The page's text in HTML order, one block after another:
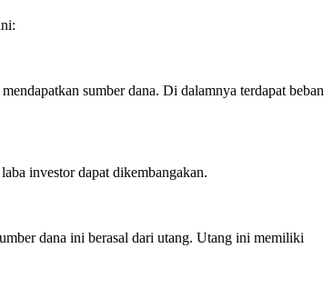
sumber dana. Di dalamnya terdapat beban
investor dapat dikembangakan.
dana ini berasal dari utang. Utang ini memiliki